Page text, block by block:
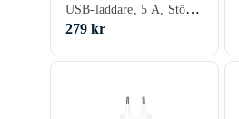
strömadapter 100W USB-laddare, 5 A, Stöd för snabbladdning, Stöd för snabbladdning, Programmerbar strömförsörjning (PPS)
279 kr